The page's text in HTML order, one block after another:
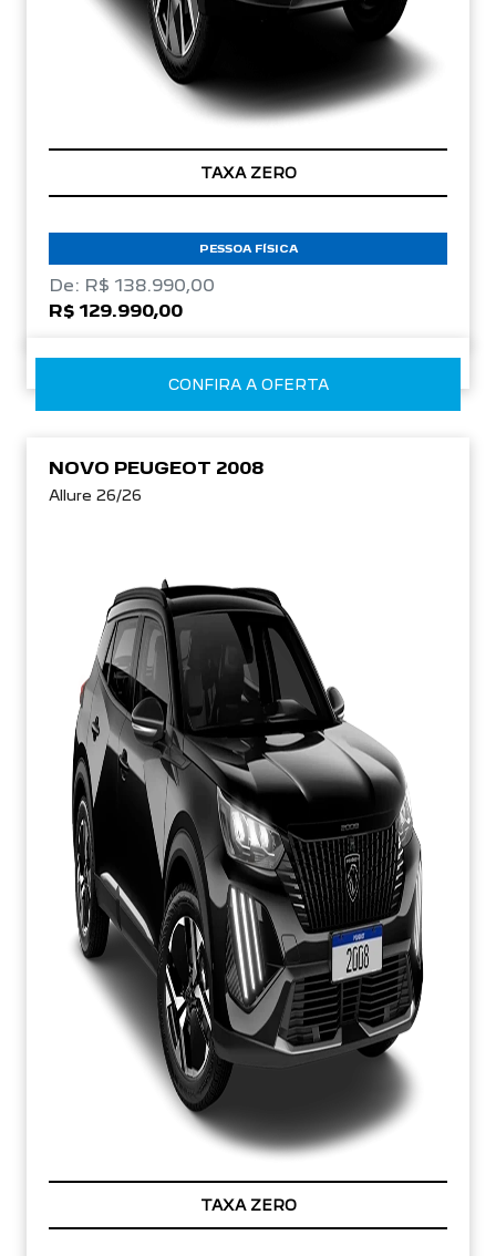
TAXA ZERO
PESSOA FÍSICA
De: R$ 138.990,00
R$ 129.990,00
CONFIRA A OFERTA
NOVO PEUGEOT 2008
Allure 26/26
TAXA ZERO